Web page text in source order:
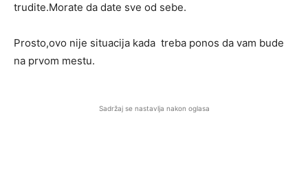
trudite.Morate da date sve od sebe.
Prosto,ovo nije situacija kada treba ponos da vam bude
na prvom mestu.
Sadržaj se nastavlja nakon oglasa